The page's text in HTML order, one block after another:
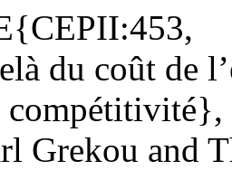
du coût de
compétitivité},
Grekou and